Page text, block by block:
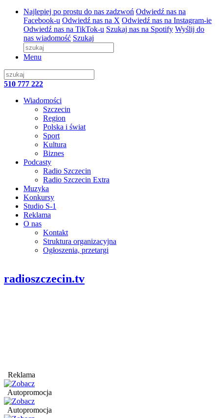
Najlepiej po prostu do nas zadzwoń Odwiedź nas na
Facebook-u Odwiedź nas na X Odwiedź nas na Instagram-ie
Odwiedź nas na TikTok-u Szukaj nas na Spotify Wyślij do
nas wiadomość Szukaj
Menu
510 777 222
Wiadomości
Szczecin
Region
Polska i świat
Sport
Kultura
Biznes
Podcasty
Radio Szczecin
Radio Szczecin Extra
Muzyka
Konkursy
Studio S-1
Reklama
O nas
Kontakt
Struktura organizacyjna
Ogłoszenia, przetargi
radioszczecin.tv
Reklama
Autopromocja
Autopromocja